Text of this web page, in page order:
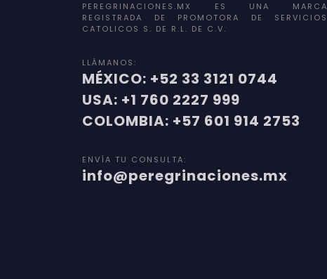
PEREGRINACIONES.MX ES UNA MARCA
REGISTRADA DE PROMOTORA DE SERVICIOS
CATOLICOS S. DE R.L. DE C.V.
LLÁMANOS:
MÉXICO: +52 33 3121 0744
USA: +1 760 2227 999
COLOMBIA: +57 601 914 2753
ENVÍA TU CONSULTA:
info@peregrinaciones.mx